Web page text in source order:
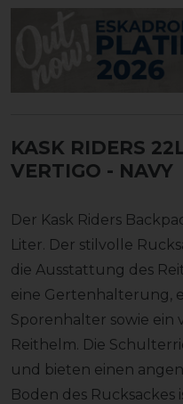
KASK RIDERS
VERTIGO - NAVY
Der Kask Riders
Liter. Der stilvolle
die Ausstattung des
eine Gertenhalterung,
Sporenhalter sowie ein
Reithelm. Die
und bieten einen
Boden des Rucksackes